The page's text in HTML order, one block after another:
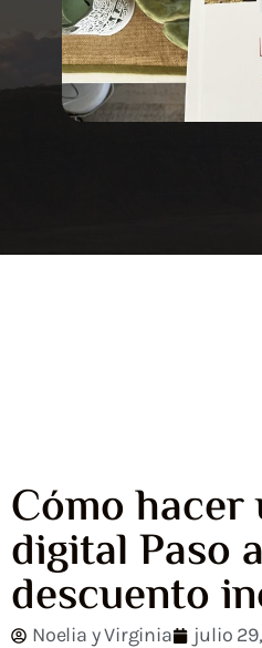
Cómo hacer
digital Paso
descuento
Noelia y Virginia julio